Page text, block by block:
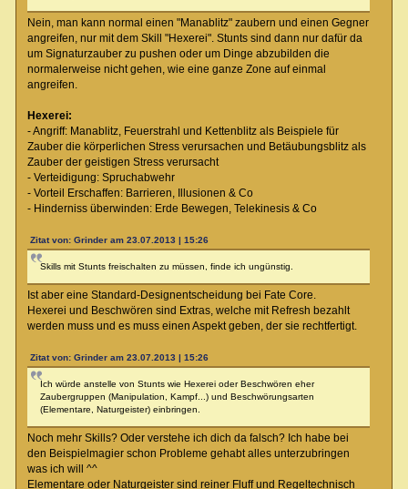
Nein, man kann normal einen "Manablitz" zaubern und einen Gegner
angreifen, nur mit dem Skill "Hexerei". Stunts sind dann nur dafür da
um Signaturzauber zu pushen oder um Dinge abzubilden die
normalerweise nicht gehen, wie eine ganze Zone auf einmal
angreifen.
Hexerei:
- Angriff: Manablitz, Feuerstrahl und Kettenblitz als Beispiele für
Zauber die körperlichen Stress verursachen und Betäubungsblitz als
Zauber der geistigen Stress verursacht
- Verteidigung: Spruchabwehr
- Vorteil Erschaffen: Barrieren, Illusionen & Co
- Hinderniss überwinden: Erde Bewegen, Telekinesis & Co
Zitat von: Grinder am 23.07.2013 | 15:26
Skills mit Stunts freischalten zu müssen, finde ich ungünstig.
Ist aber eine Standard-Designentscheidung bei Fate Core.
Hexerei und Beschwören sind Extras, welche mit Refresh bezahlt
werden muss und es muss einen Aspekt geben, der sie rechtfertigt.
Zitat von: Grinder am 23.07.2013 | 15:26
Ich würde anstelle von Stunts wie Hexerei oder Beschwören eher
Zaubergruppen (Manipulation, Kampf...) und Beschwörungsarten
(Elementare, Naturgeister) einbringen.
Noch mehr Skills? Oder verstehe ich dich da falsch? Ich habe bei
den Beispielmagier schon Probleme gehabt alles unterzubringen
was ich will ^^
Elementare oder Naturgeister sind reiner Fluff und Regeltechnisch